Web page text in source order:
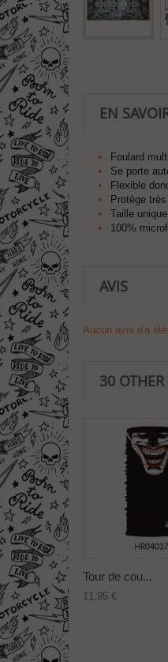
EN
Foulard
Se porte
F lexible
Protège
Taille unique
100%
AVIS
Aucun avis n'a
30
Tour de cou...
11,95 €